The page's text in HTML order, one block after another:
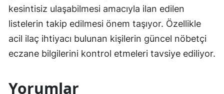
kesintisiz ulaşabilmesi amacıyla ilan edilen
listelerin takip edilmesi önem taşıyor. Özellikle
acil ilaç ihtiyacı bulunan kişilerin güncel nöbetçi
eczane bilgilerini kontrol etmeleri tavsiye ediliyor.
Yorumlar